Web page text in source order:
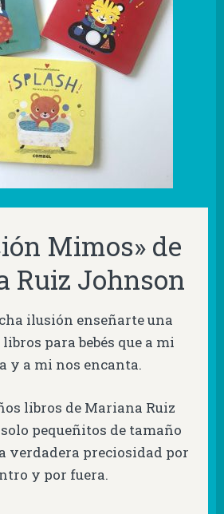
Mimos» de
Ruiz Johnson
ilusión enseñarte una
para bebés que a mi
y a mi nos encanta.
libros de Mariana Ruiz
pequeñitos de tamaño
verdadera preciosidad por
y por fuera.